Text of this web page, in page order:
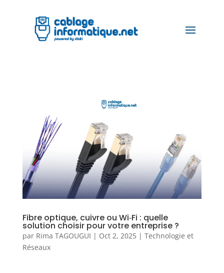
Fibre optique, cuivre ou Wi‑Fi : quelle
solution choisir pour votre entreprise ?
par Rima TAGOUGUI | Oct 2, 2025| Technologie et
Réseaux